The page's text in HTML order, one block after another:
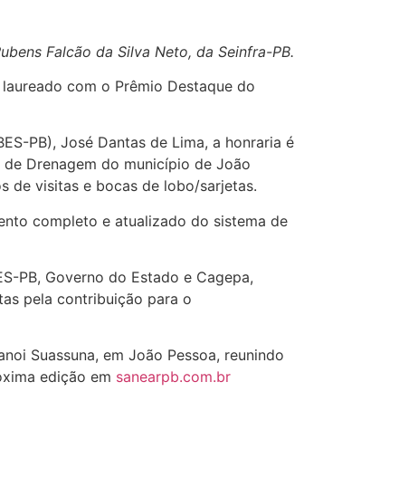
Falcão da Silva Neto, da Seinfra-PB.
com o Prêmio Destaque do
PB), José Dantas de Lima, a honraria é
Drenagem do município de João
de visitas e bocas de lobo/sarjetas.
completo e atualizado do sistema de
PB, Governo do Estado e Cagepa,
pela contribuição para o
Suassuna, em João Pessoa, reunindo
edição em sanearpb.com.br